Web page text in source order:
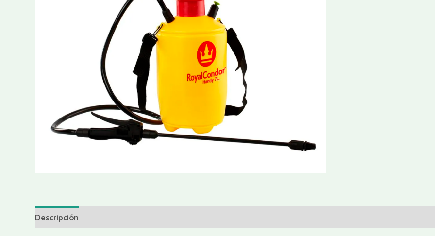
Descripción